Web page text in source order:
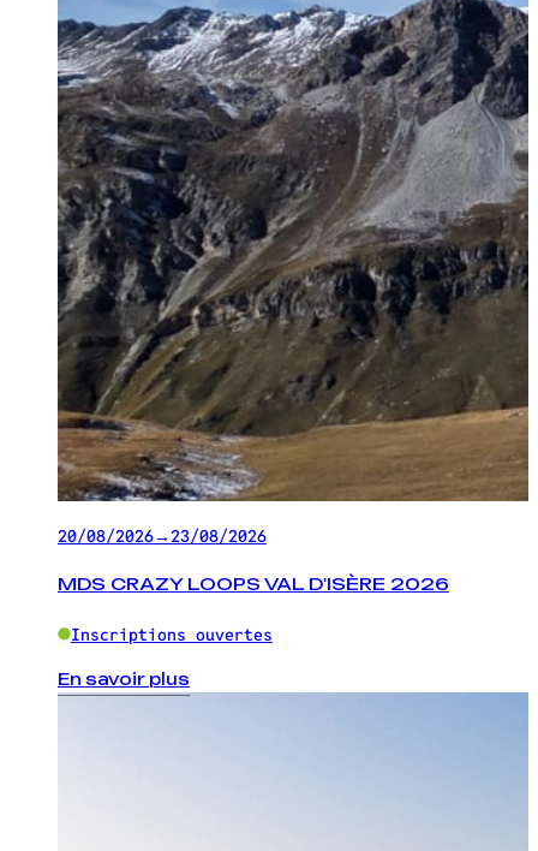
20/08/2026→23/08/2026
MDS CRAZY LOOPS VAL D'ISÈRE 2026
Inscriptions ouvertes
En savoir plus